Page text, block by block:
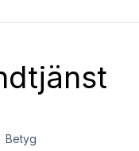
Betyg